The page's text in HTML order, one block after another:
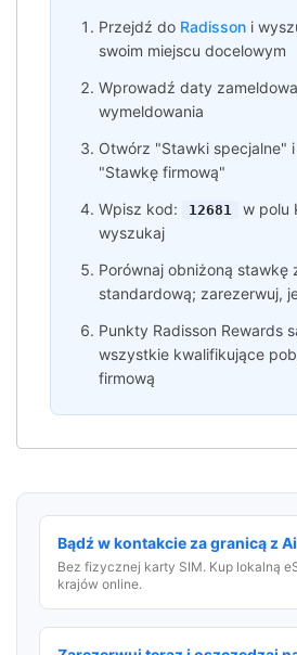
Przejdź do Radisson i
swoim miejscu docelowym
Wprowadź daty
wymeldowania
Otwórz "Stawki specjalne"
"Stawkę firmową"
Wpisz kod:
12681
w polu
wyszukaj
Porównaj obniżoną stawkę
standardową; zarezerwuj,
Punkty Radisson Rewards
wszystkie kwalifikujące
firmową
Bądź w kontakcie za granicą z
Bez fizycznej karty SIM. Kup lokalną
krajów online.